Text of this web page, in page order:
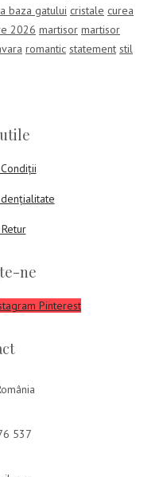
baza gatului cristale curea
2026 martisor martisor
romantic statement stil
ne
Pinterest
537